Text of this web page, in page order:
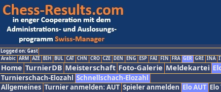
Logged on: Gast
Arabic ARM AZE BIH BUL CAT CHN CRO CZE DEN ENG ESP FAI FIN FRA GER GRE INA
Home TurnierDB Meisterschaft Foto-Galerie Meldekartei
Turnierschach-Elozahl Schnellschach-Elozahl
Allgemeines Turnier anmelden: AUT Spieler anmelden Elo AUT